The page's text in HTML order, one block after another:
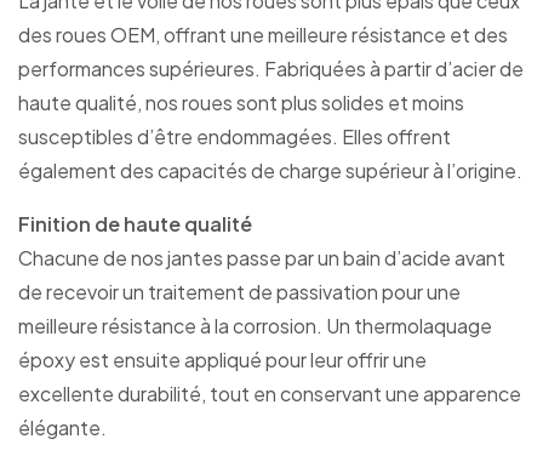
des roues OEM, offrant une meilleure résistance et des
performances supérieures. Fabriquées à partir d’acier de
haute qualité, nos roues sont plus solides et moins
susceptibles d’être endommagées. Elles offrent
également des capacités de charge supérieur à l’origine.
Finition de haute qualité
Chacune de nos jantes passe par un bain d’acide avant
de recevoir un traitement de passivation pour une
meilleure résistance à la corrosion. Un thermolaquage
époxy est ensuite appliqué pour leur offrir une
excellente durabilité, tout en conservant une apparence
élégante.